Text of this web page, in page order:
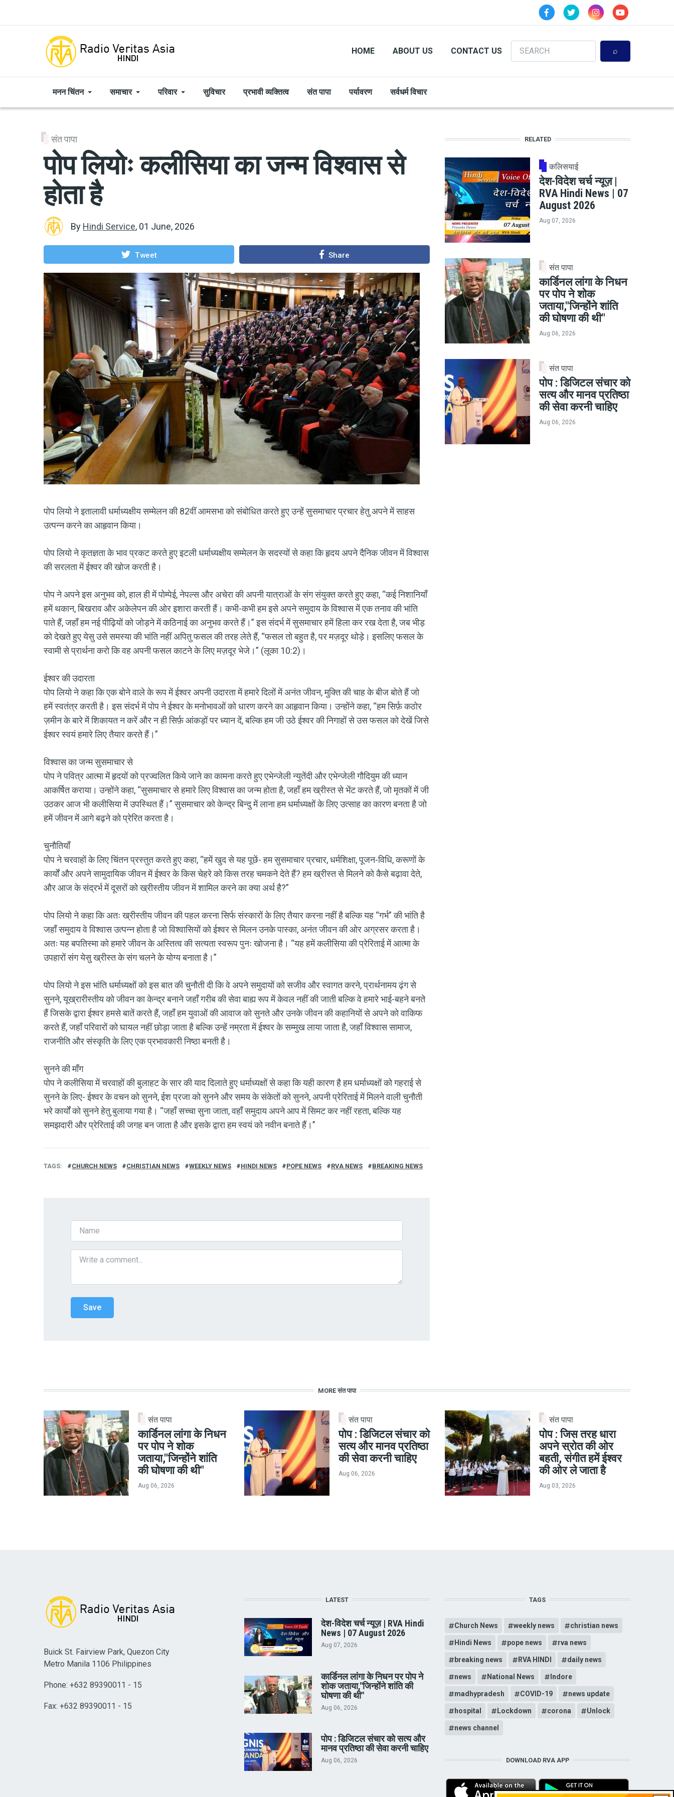
HOME ABOUT US CONTACT US
Search
मनन चिंतन समाचार परिवार सुविचार प्रभावी व्यक्तित्व संत पापा पर्यावरण सर्वधर्म विचार
संत पापा
पोप लियोः कलीसिया का जन्म विश्वास से
होता है
By Hindi Service, 01 June, 2026
Tweet Share
पोप लियो ने इतालावी धर्माध्यक्षीय सम्मेलन की 82वीं आमसभा को संबोधित करते हुए उन्हें सुसमाचार प्रचार हेतु अपने में साहस
उत्पन्न करने का आहृवान किया।
पोप लियो ने कृतज्ञता के भाव प्रकट करते हुए इटली धर्माध्यक्षीय सम्मेलन के सदस्यों से कहा कि हृदय अपने दैनिक जीवन में विश्वास
की सरलता में ईश्वर की खोज करती है।
पोप ने अपने इस अनुभव को, हाल ही में पोम्पेई, नेपल्स और अचेरा की अपनी यात्राओं के संग संयुक्त करते हुए कहा, “कई निशानियाँ
हमें थकान, बिखराव और अकेलेपन की ओर इशारा करती हैं। कभी-कभी हम इसे अपने समुदाय के विश्वास में एक तनाव की भांति
पाते हैं, जहाँ हम नई पीढ़ियों को जोड़ने में कठिनाई का अनुभव करते हैं।” इस संदर्भ में सुसमाचार हमें हिला कर रख देता है, जब भीड़
को देखते हुए येसु उसे समस्या की भांति नहीं अपितु फसल की तरह लेते हैं, “फसल तो बहुत है, पर मज़दूर थोड़े। इसलिए फसल के
स्वामी से प्रार्थना करो कि वह अपनी फसल काटने के लिए मज़दूर भेजे।” (लूका 10:2)।
ईश्वर की उदारता
पोप लियो ने कहा कि एक बोने वाले के रूप में ईश्वर अपनी उदारता में हमारे दिलों में अनंत जीवन, मुक्ति की चाह के बीज बोते हैं जो
हमें स्वतंत्र करती है। इस संदर्भ में पोप ने ईश्वर के मनोभावओं को धारण करने का आहृवान किया। उन्होंने कहा, “हम सिर्फ़ कठोर
ज़मीन के बारे में शिकायत न करें और न ही सिर्फ़ आंकड़ों पर ध्यान दें, बल्कि हम जी उठे ईश्वर की निगाहों से उस फसल को देखें जिसे
ईश्वर स्वयं हमारे लिए तैयार करते हैं।”
विश्वास का जन्म सुसमाचार से
पोप ने पवित्र आत्मा में हृदयों को प्रज्वलित किये जाने का कामना करते हुए एभेन्जेली न्युतेंदी और एभेन्जेली गौदियुम की ध्यान
आकर्षित कराया। उन्होंने कहा, “सुसमाचार से हमारे लिए विश्वास का जन्म होता है, जहाँ हम ख्रीस्त से भेंट करते हैं, जो मृतकों में जी
उठकर आज भी कलीसिया में उपस्थित हैं।” सुसमाचार को केन्द्र बिन्दु में लाना हम धर्माध्यक्षों के लिए उत्साह का कारण बनता है जो
हमें जीवन में आगे बढ़ने को प्रेरित करता है।
चुनौतियाँ
पोप ने चरवाहों के लिए चिंतन प्रस्तुत करते हुए कहा, “हमें खुद से यह पूछें- हम सुसमाचार प्रचार, धर्मशिक्षा, पूजन-विधि, करूणों के
कार्यों और अपने सामुदायिक जीवन में ईश्वर के किस चेहरे को किस तरह चमकने देते हैं? हम ख्रीस्त से मिलने को कैसे बढ़ावा देते,
और आज के संद्रर्भ में दूसरों को ख्रीस्तीय जीवन में शामिल करने का क्या अर्थ है?”
पोप लियो ने कहा कि अतः ख्रीस्तीय जीवन की पहल करना सिर्फ संस्कारों के लिए तैयार करना नहीं है बल्कि यह “गर्भ” की भांति है
जहाँ समुदाय वे विश्वास उत्पन्न होता है जो विश्वासियों को ईश्वर से मिलन उनके पास्का, अनंत जीवन की ओर अग्रसर करता है।
अतः यह बपतिस्मा को हमारे जीवन के अस्तित्व की सत्यता स्वरूप पुनः खोजना है। “यह हमें कलीसिया की प्रेरिताई में आत्मा के
उपहारों संग येसु ख्रीस्त के संग चलने के योग्य बनाता है।”
पोप लियो ने इस भांति धर्माध्यक्षों को इस बात की चुनौती दी कि वे अपने समुदायों को सजीव और स्वागत करने, प्रार्थनामय ढ़ंग से
सुनने, यूख्रारीस्तीय को जीवन का केन्द्र बनाने जहाँ गरीब की सेवा बाह्य रूप में केवल नहीं की जाती बल्कि वे हमारे भाई-बहने बनते
हैं जिसके द्वारा ईश्वर हमसे बातें करते हैं, जहाँ हम युवाओं की आवाज को सुनते और उनके जीवन की कहानियों से अपने को वाकिफ
करते हैं, जहाँ परिवारों को घायल नहीं छोड़ा जाता है बल्कि उन्हें नम्रता में ईश्वर के सम्मुख लाया जाता है, जहाँ विश्वास सामाज,
राजनीति और संस्कृति के लिए एक प्रभावकारी निष्ठा बनती है।
सुनने की माँग
पोप ने कलीसिया में चरवाहों की बुलाहट के सार की याद दिलाते हुए धर्माध्यक्षों से कहा कि यही कारण है हम धर्माध्यक्षों को गहराई से
सुनने के लिए- ईश्वर के वचन को सुनने, ईश प्रजा को सुनने और समय के संकेतों को सुनने, अपनी प्रेरिताई में मिलने वाली चुनौती
भरे कार्यों को सुनने हेतु बुलाया गया है। “जहाँ सच्चा सुना जाता, वहाँ समुदाय अपने आप में सिमट कर नहीं रहता, बल्कि यह
समझदारी और प्रेरिताई की जगह बन जाता है और इसके द्वारा हम स्वयं को नवीन बनाते हैं।”
TAGS CHURCH NEWS CHRISTIAN NEWS WEEKLY NEWS HINDI NEWS POPE NEWS RVA NEWS BREAKING NEWS
RELATED
कलिसयाई
देश-विदेश चर्च न्यूज़ |
RVA Hindi News | 07
August 2026
Aug 07, 2026
संत पापा
कार्डिनल लांगा के निधन
पर पोप ने शोक
जताया,"जिन्होंने शांति
की घोषणा की थी"
Aug 06, 2026
संत पापा
पोप : डिजिटल संचार को
सत्य और मानव प्रतिष्ठा
की सेवा करनी चाहिए
Aug 06, 2026
MORE संत पापा
संत पापा
कार्डिनल लांगा के निधन
पर पोप ने शोक
जताया,"जिन्होंने शांति
की घोषणा की थी"
Aug 06, 2026
संत पापा
पोप : डिजिटल संचार को
सत्य और मानव प्रतिष्ठा
की सेवा करनी चाहिए
Aug 06, 2026
संत पापा
पोप : जिस तरह धारा
अपने स्रोत की ओर
बहती, संगीत हमें ईश्वर
की ओर ले जाता है
Aug 03, 2026
Buick St. Fairview Park, Quezon City
Metro Manila 1106 Philippines
Phone: +632 89390011 - 15
Fax: +632 89390011 - 15
LATEST
देश-विदेश चर्च न्यूज़ | RVA Hindi
News | 07 August 2026
Aug 07, 2026
कार्डिनल लांगा के निधन पर पोप ने
शोक जताया,"जिन्होंने शांति की
घोषणा की थी"
Aug 06, 2026
पोप : डिजिटल संचार को सत्य और
मानव प्रतिष्ठा की सेवा करनी चाहिए
Aug 06, 2026
TAGS
Church News weekly news christian news
Hindi News pope news rva news
breaking news RVA HINDI daily news
news National News Indore
madhypradesh COVID-19 news update
hospital Lockdown corona Unlock
news channel
DOWNLOAD RVA APP